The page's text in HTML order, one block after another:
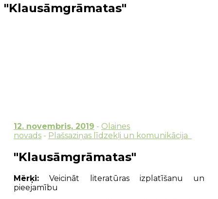
"Klausāmgrāmatas"
12. novembris, 2019 - Olaines
novads - Plašsaziņas līdzekļi un komunikācija
"Klausāmgrāmatas"
Mērķi: Veicināt literatūras izplatīšanu un
pieejamību